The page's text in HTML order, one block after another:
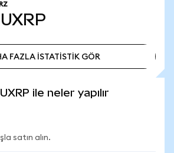
UXRP
FAZLA İSTATİSTİK GÖR
ile neler yapılır
satın alın.